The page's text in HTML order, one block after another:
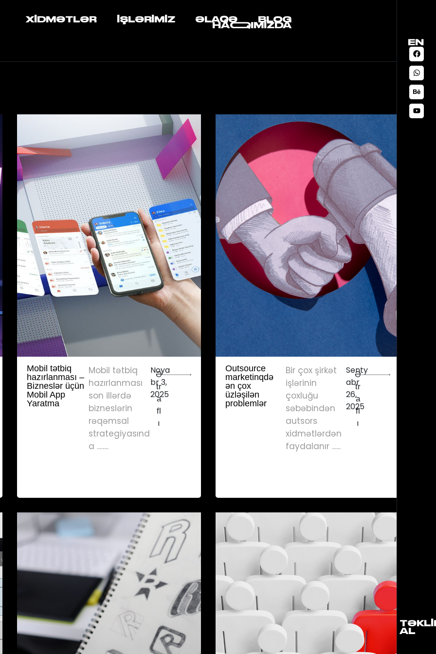
EN
AL
XIDMƏTLƏR İŞLƏRIMIZ ƏLAQƏ BLOG
HAQQIMIZDA
Mobil tətbiq
hazırlanması –
Bizneslər üçün
Mobil App
Yaratma
Mobil tətbiq
hazırlanması
son illərdə
bizneslərin
rəqəmsal
strategiyasınd
a ........
Noya
br 3,
2025
Ə
tr
a
fl
ı
Outsource
marketinqdə
ən çox
üzləşilən
problemlər
Bir çox şirkət
işlərinin
çoxluğu
səbəbindən
autsors
xidmətlərdən
faydalanır ......
Senty
abr
26,
2025
Ə
tr
a
fl
ı